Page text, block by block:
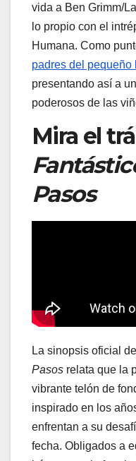
vida a Ben Grimm/
lo propio con el
Humana. Como
padres del pequeño
presentando así a
poderosos de las
Mira el
Pasos
La sinopsis oficial de
Pasos relata que la
vibrante telón de
inspirado en los
enfrentan a su
fecha. Obligados a